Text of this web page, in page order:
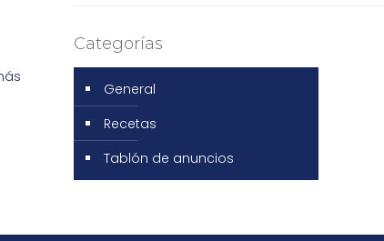
Categorías
General
Recetas
Tablón de anuncios